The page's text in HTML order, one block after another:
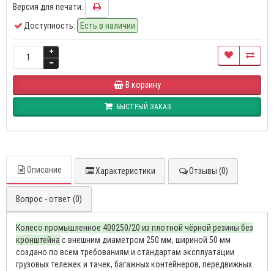
Версия для печати:
Доступность: Есть в наличии
В корзину
БЫСТРЫЙ ЗАКАЗ
Описание Характеристики Отзывы (0)
Вопрос - ответ (0)
Колесо промышленное 400250/20 из плотной чёрной резины без
кронштейна с внешним диаметром 250 мм, шириной 50 мм
создано по всем требованиям и стандартам эксплуатации
грузовых тележек и тачек, багажных контейнеров, передвижных